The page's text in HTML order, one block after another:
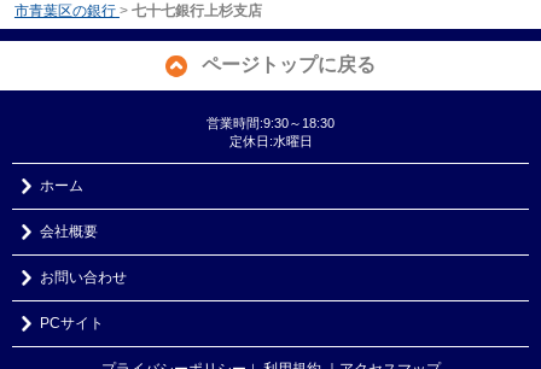
市青葉区の銀行 > 七十七銀行上杉支店
ページトップに戻る
営業時間:9:30～18:30
定休日:水曜日
ホーム
会社概要
お問い合わせ
PCサイト